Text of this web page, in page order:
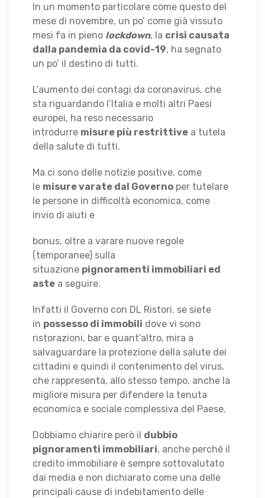
In un momento particolare come questo del
mese di novembre, un po’ come già vissuto
mesi fa in pieno lockdown, la crisi causata
dalla pandemia da covid-19, ha segnato
un po’ il destino di tutti.
L’aumento dei contagi da coronavirus, che
sta riguardando l’Italia e molti altri Paesi
europei, ha reso necessario
introdurre misure più restrittive a tutela
della salute di tutti.
Ma ci sono delle notizie positive, come
le misure varate dal Governo per tutelare
le persone in difficoltà economica, come
invio di aiuti e
bonus, oltre a varare nuove regole
(temporanee) sulla
situazione pignoramenti immobiliari ed
aste a seguire.
Infatti il Governo con DL Ristori, se siete
in possesso di immobili dove vi sono
ristorazioni, bar e quant’altro, mira a
salvaguardare la protezione della salute dei
cittadini e quindi il contenimento del virus,
che rappresenta, allo stesso tempo, anche la
migliore misura per difendere la tenuta
economica e sociale complessiva del Paese.
Dobbiamo chiarire però il dubbio
pignoramenti immobiliari, anche perché il
credito immobiliare è sempre sottovalutato
dai media e non dichiarato come una delle
principali cause di indebitamento delle